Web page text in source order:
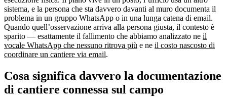
sistema, e la persona che sta davvero davanti al muro documenta il
problema in un gruppo WhatsApp o in una lunga catena di email.
Quando quell’osservazione arriva alla persona giusta, il contesto è
sparito — esattamente il fallimento che abbiamo analizzato ne il
vocale WhatsApp che nessuno ritrova più e ne il costo nascosto di
coordinare un cantiere via email.
Cosa significa davvero la documentazione
di cantiere connessa sul campo